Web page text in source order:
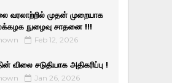
வரலாற்றில் முதன் முறையாக
நுழைவு சாதனை !!!
Feb 12, 2026
விலை சடுதியாக அதிகரிப்பு !
Jan 26, 2026